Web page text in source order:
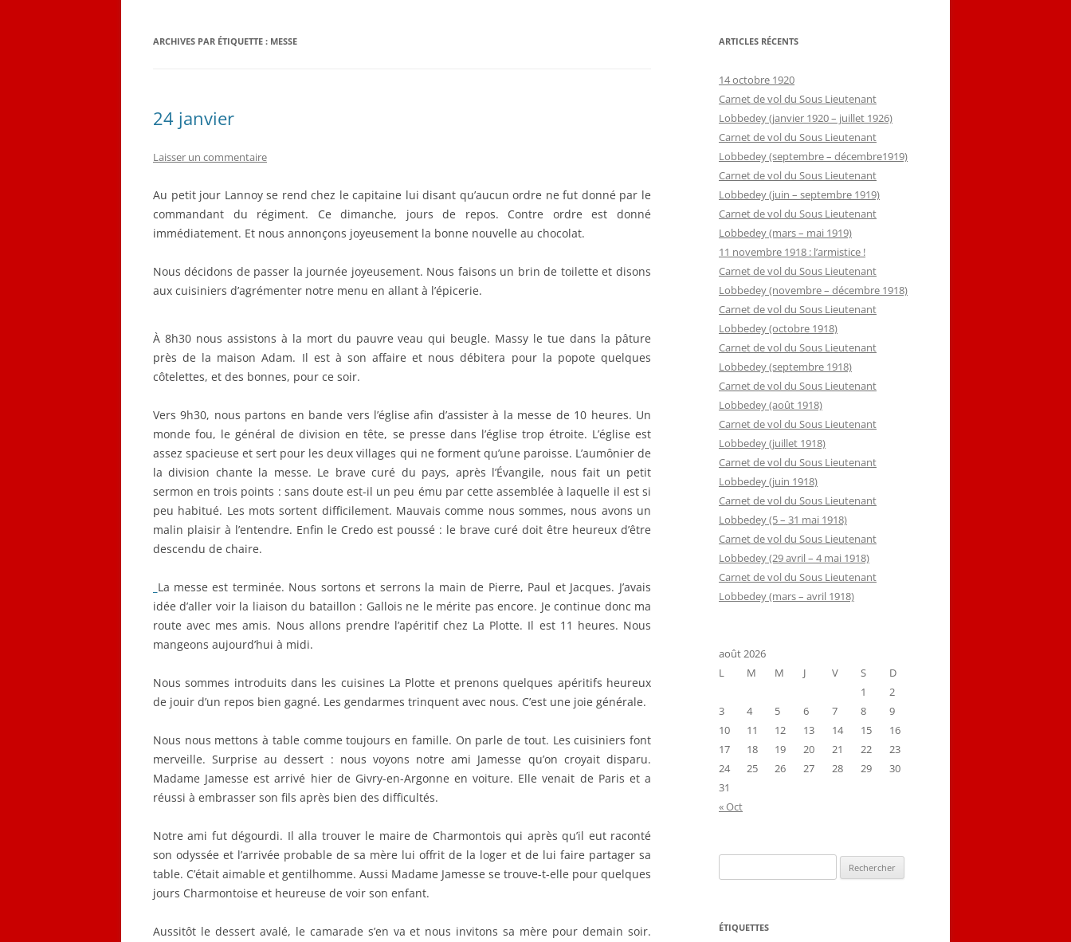
ARCHIVES PAR ÉTIQUETTE : MESSE
24 janvier
Laisser un commentaire
Au petit jour Lannoy se rend chez le capitaine lui disant qu’aucun ordre ne fut donné par le
commandant du régiment. Ce dimanche, jours de repos. Contre ordre est donné
immédiatement. Et nous annonçons joyeusement la bonne nouvelle au chocolat.
Nous décidons de passer la journée joyeusement. Nous faisons un brin de toilette et disons
aux cuisiniers d’agrémenter notre menu en allant à l’épicerie.
À 8h30 nous assistons à la mort du pauvre veau qui beugle. Massy le tue dans la pâture
près de la maison Adam. Il est à son affaire et nous débitera pour la popote quelques
côtelettes, et des bonnes, pour ce soir.
Vers 9h30, nous partons en bande vers l’église afin d’assister à la messe de 10 heures. Un
monde fou, le général de division en tête, se presse dans l’église trop étroite. L’église est
assez spacieuse et sert pour les deux villages qui ne forment qu’une paroisse. L’aumônier de
la division chante la messe. Le brave curé du pays, après l’Évangile, nous fait un petit
sermon en trois points : sans doute est-il un peu ému par cette assemblée à laquelle il est si
peu habitué. Les mots sortent difficilement. Mauvais comme nous sommes, nous avons un
malin plaisir à l’entendre. Enfin le Credo est poussé : le brave curé doit être heureux d’être
descendu de chaire.
La messe est terminée. Nous sortons et serrons la main de Pierre, Paul et Jacques. J’avais
idée d’aller voir la liaison du bataillon : Gallois ne le mérite pas encore. Je continue donc ma
route avec mes amis. Nous allons prendre l’apéritif chez La Plotte. Il est 11 heures. Nous
mangeons aujourd’hui à midi.
Nous sommes introduits dans les cuisines La Plotte et prenons quelques apéritifs heureux
de jouir d’un repos bien gagné. Les gendarmes trinquent avec nous. C’est une joie générale.
Nous nous mettons à table comme toujours en famille. On parle de tout. Les cuisiniers font
merveille. Surprise au dessert : nous voyons notre ami Jamesse qu’on croyait disparu.
Madame Jamesse est arrivé hier de Givry-en-Argonne en voiture. Elle venait de Paris et a
réussi à embrasser son fils après bien des difficultés.
Notre ami fut dégourdi. Il alla trouver le maire de Charmontois qui après qu’il eut raconté
son odyssée et l’arrivée probable de sa mère lui offrit de la loger et de lui faire partager sa
table. C’était aimable et gentilhomme. Aussi Madame Jamesse se trouve-t-elle pour quelques
jours Charmontoise et heureuse de voir son enfant.
Aussitôt le dessert avalé, le camarade s’en va et nous invitons sa mère pour demain soir.
ARTICLES RÉCENTS
14 octobre 1920
Carnet de vol du Sous Lieutenant
Lobbedey (janvier 1920 – juillet 1926)
Carnet de vol du Sous Lieutenant
Lobbedey (septembre – décembre1919)
Carnet de vol du Sous Lieutenant
Lobbedey (juin – septembre 1919)
Carnet de vol du Sous Lieutenant
Lobbedey (mars – mai 1919)
11 novembre 1918 : l’armistice !
Carnet de vol du Sous Lieutenant
Lobbedey (novembre – décembre 1918)
Carnet de vol du Sous Lieutenant
Lobbedey (octobre 1918)
Carnet de vol du Sous Lieutenant
Lobbedey (septembre 1918)
Carnet de vol du Sous Lieutenant
Lobbedey (août 1918)
Carnet de vol du Sous Lieutenant
Lobbedey (juillet 1918)
Carnet de vol du Sous Lieutenant
Lobbedey (juin 1918)
Carnet de vol du Sous Lieutenant
Lobbedey (5 – 31 mai 1918)
Carnet de vol du Sous Lieutenant
Lobbedey (29 avril – 4 mai 1918)
Carnet de vol du Sous Lieutenant
Lobbedey (mars – avril 1918)
août 2026
L
M M J V S
D
1
2
3
4 5 6 7 8
9
10
11 12 13 14 15
16
17
18 19 20 21 22
23
24
25 26 27 28 29
30
31
« Oct
ÉTIQUETTES